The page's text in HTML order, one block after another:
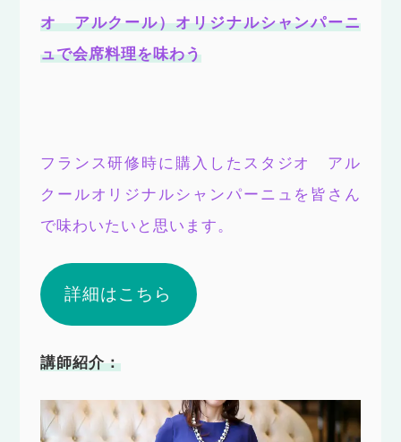
オ アルクール）オリジナルシャンパーニ
ュで会席料理を味わう
フランス研修時に購入したスタジオ アル
クールオリジナルシャンパーニュを皆さん
で味わいたいと思います。
詳細はこちら
講師紹介：